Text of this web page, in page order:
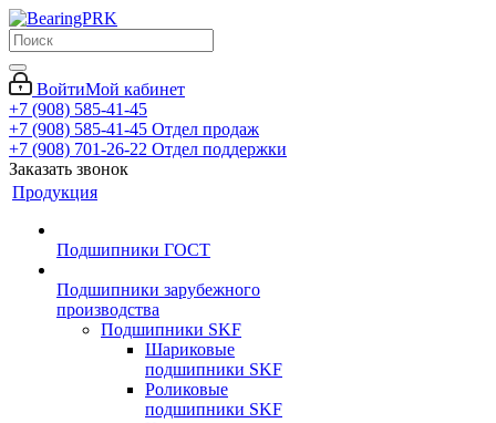
ВойтиМой кабинет
+7 (908) 585-41-45
+7 (908) 585-41-45 Отдел продаж
+7 (908) 701-26-22 Отдел поддержки
Заказать звонок
Продукция
Подшипники ГОСТ
Подшипники зарубежного
производства
Подшипники SKF
Шариковые
подшипники SKF
Роликовые
подшипники SKF